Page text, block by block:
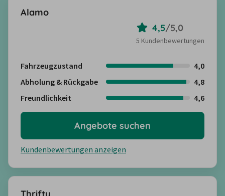
Alamo
4,5/5,0
5 Kundenbewertungen
Fahrzeugzustand
4,0
Abholung & Rückgabe
4,8
Freundlichkeit
4,6
Kundenbewertungen anzeigen
Angebote suchen